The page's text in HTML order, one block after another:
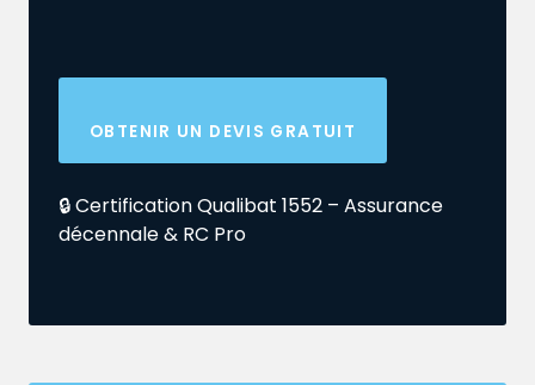
OBTENIR UN DEVIS GRATUIT
🔒 Certification Qualibat 1552 – Assurance
décennale & RC Pro